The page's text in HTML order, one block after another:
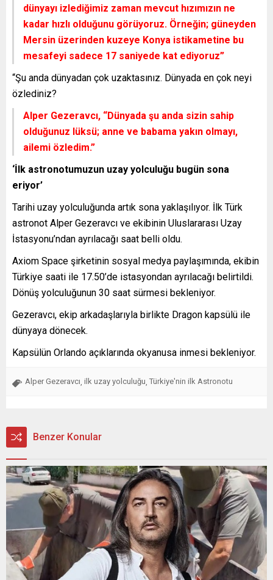
dünyayı izlediğimiz zaman mevcut hızımızın ne
kadar hızlı olduğunu görüyoruz. Örneğin; güneyden
Mersin üzerinden kuzeye Konya istikametine bu
mesafeyi sadece 17 saniyede kat ediyoruz”
“Şu anda dünyadan çok uzaktasınız. Dünyada en çok neyi
özlediniz?
Alper Gezeravcı, “Dünyada şu anda sizin sahip
olduğunuz lüksü; anne ve babama yakın olmayı,
ailemi özledim.”
‘İlk astronotumuzun uzay yolculuğu bugün sona
eriyor’
Tarihi uzay yolculuğunda artık sona yaklaşılıyor. İlk Türk
astronot Alper Gezeravcı ve ekibinin Uluslararası Uzay
İstasyonu’ndan ayrılacağı saat belli oldu.
Axiom Space şirketinin sosyal medya paylaşımında, ekibin
Türkiye saati ile 17.50’de istasyondan ayrılacağı belirtildi.
Dönüş yolculuğunun 30 saat sürmesi bekleniyor.
Gezeravcı, ekip arkadaşlarıyla birlikte Dragon kapsülü ile
dünyaya dönecek.
Kapsülün Orlando açıklarında okyanusa inmesi bekleniyor.
Alper Gezeravcı ilk uzay yolculuğu Türkiye'nin ilk Astronotu
Benzer Konular